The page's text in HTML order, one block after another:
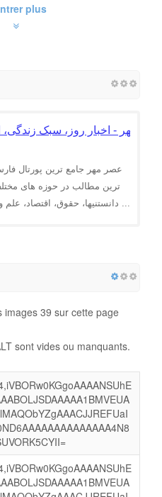
plus
مهر - اخبار روز، سبک زندگی،
عصر مهر جامع ترین پورتال
ترین مطالب در حوزه های
39 sur cette page
sont vides ou manquants.